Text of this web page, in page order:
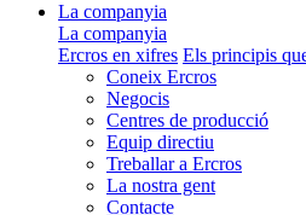
La companyia
La companyia
Ercros en xifres Els principis
Coneix Ercros
Negocis
Centres de producció
Equip directiu
Treballar a Ercros
La nostra gent
Contacte